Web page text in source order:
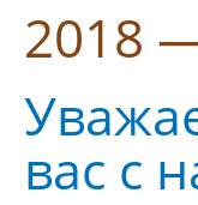
2018
вас с